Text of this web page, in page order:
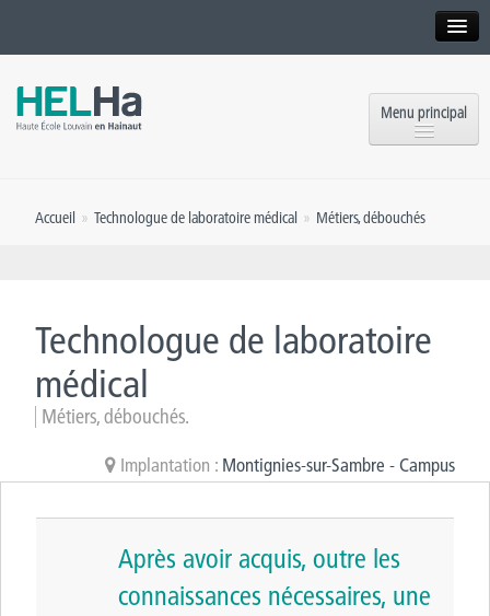
Formation continue et Recherche
Presse
Menu principal
OEH
Accueil » Technologue de laboratoire médical » Métiers, débouchés
Technologue de laboratoire
médical
Métiers, débouchés.
Implantation : Montignies-sur-Sambre - Campus
Après avoir acquis, outre les
connaissances nécessaires, une